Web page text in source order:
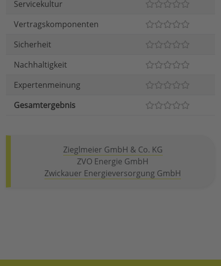
Servicekultur
Vertragskomponenten
Sicherheit
Nachhaltigkeit
Expertenmeinung
Gesamtergebnis
Zieglmeier GmbH & Co. KG
ZVO Energie GmbH
Zwickauer Energieversorgung GmbH